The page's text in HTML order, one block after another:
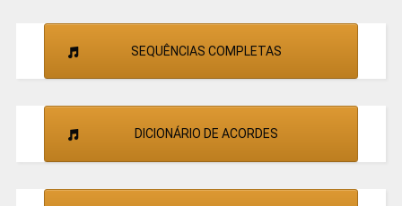
SEQUÊNCIAS COMPLETAS
DICIONÁRIO DE ACORDES